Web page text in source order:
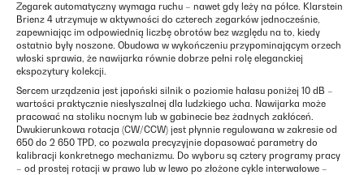
Zegarek automatyczny wymaga ruchu – nawet gdy leży na półce. Klarstein
Brienz 4 utrzymuje w aktywności do czterech zegarków jednocześnie,
zapewniając im odpowiednią liczbę obrotów bez względu na to, kiedy
ostatnio były noszone. Obudowa w wykończeniu przypominającym orzech
włoski sprawia, że nawijarka równie dobrze pełni rolę eleganckiej
ekspozytury kolekcji.
Sercem urządzenia jest japoński silnik o poziomie hałasu poniżej 10 dB –
wartości praktycznie niesłyszalnej dla ludzkiego ucha. Nawijarka może
pracować na stoliku nocnym lub w gabinecie bez żadnych zakłóceń.
Dwukierunkowa rotacja (CW/CCW) jest płynnie regulowana w zakresie od
650 do 2 650 TPD, co pozwala precyzyjnie dopasować parametry do
kalibracji konkretnego mechanizmu. Do wyboru są cztery programy pracy
– od prostej rotacji w prawo lub w lewo po złożone cykle interwałowe –